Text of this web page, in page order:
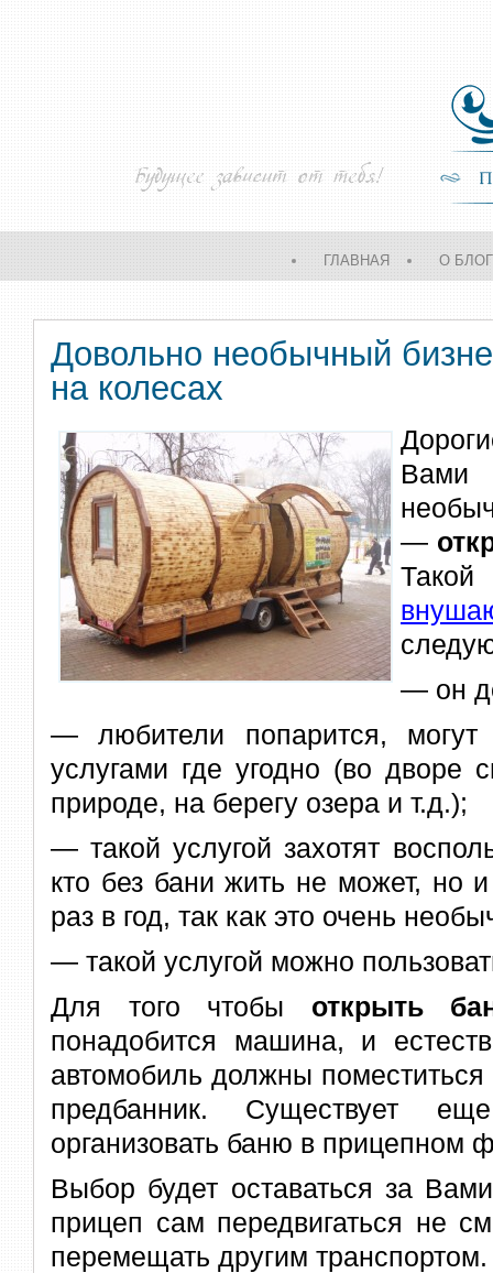
ГЛАВНАЯ О
Довольно необычный
на колесах
Вами
—
— он
— любители попарится, могут
услугами где угодно (во дворе
природе, на берегу озера и т.д.);
— такой услугойзахотят
кто без бани жить не может, но
раз в год, так как это очень
— такой услугой можно
Для того чтобы открыть
понадобится машина, и
автомобиль должны
предбанник. Существует
организовать баню в прицепном
Выбор будет оставаться за
прицеп сам передвигаться не
перемещать другим транспортом.